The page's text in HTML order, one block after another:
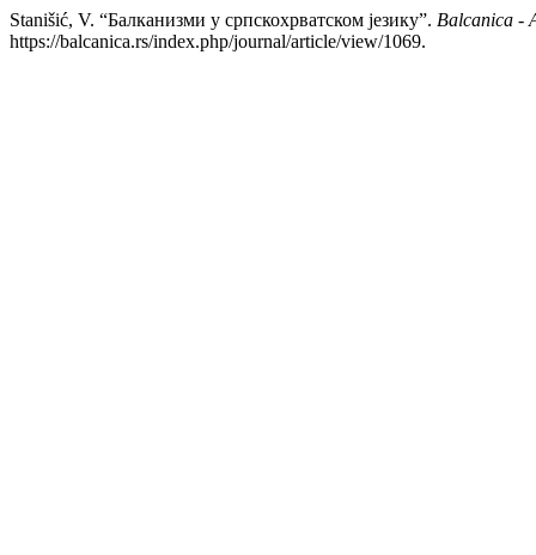
Stanišić, V. “Балканизми у српскохрватском језику”. Balcanica -
https://balcanica.rs/index.php/journal/article/view/1069.